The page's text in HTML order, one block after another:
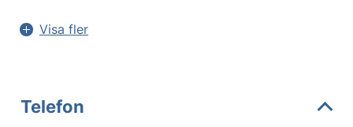
Visa fler
Telefon